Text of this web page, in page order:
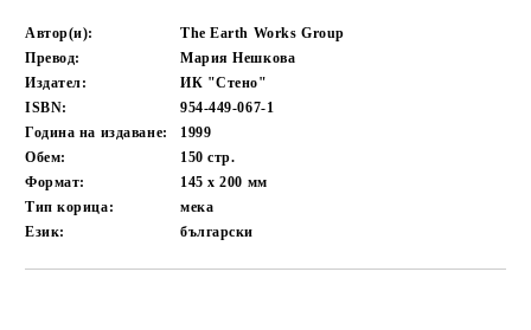
Автор(и):
The Earth Works Group
Превод:
Мария Нешкова
Издател:
ИК "Стено"
ISBN:
954-449-067-1
Година на издаване:
1999
Обем:
150стр.
Формат:
145 x 200 мм
Тип корица:
мека
Език:
български